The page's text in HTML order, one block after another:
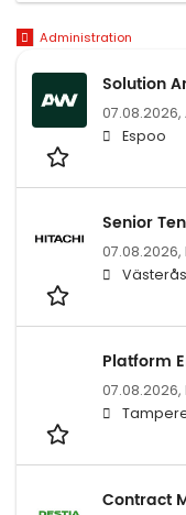
Administration
Solution
07.08.2026,
Espoo
Senior
07.08.2026,
Platform
07.08.2026,
Contract